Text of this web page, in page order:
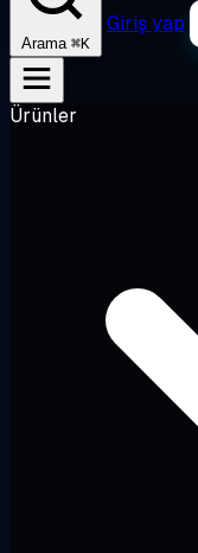
Arama ⌘K
Giriş yap
Ürünler